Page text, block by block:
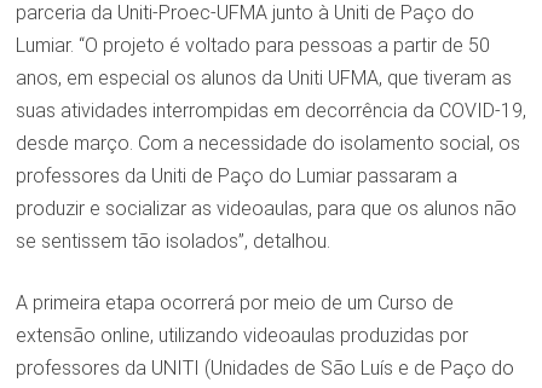
parceria da Uniti-Proec-UFMA junto à Uniti de Paço do
Lumiar. “O projeto é voltado para pessoas a partir de 50
anos, em especial os alunos da Uniti UFMA, que tiveram as
suas atividades interrompidas em decorrência da COVID-19,
desde março. Com a necessidade do isolamento social, os
professores da Uniti de Paço do Lumiar passaram a
produzir e socializar as videoaulas, para que os alunos não
se sentissem tão isolados”, detalhou.
A primeira etapa ocorrerá por meio de um Curso de
extensão online, utilizando videoaulas produzidas por
professores da UNITI (Unidades de São Luís e de Paço do